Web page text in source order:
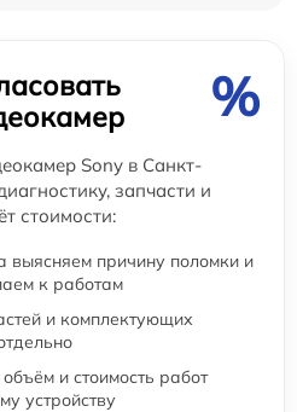
%
Sony в Санкт-
запчасти и
стоимости:
выясняем причину поломки и
к работам
и комплектующих
объём и стоимость работ
устройству